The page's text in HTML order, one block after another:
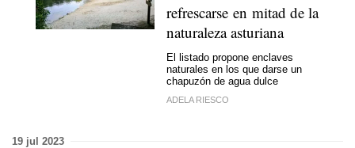
refrescarse en mitad de la
naturaleza asturiana
El listado propone enclaves
naturales en los que darse un
chapuzón de agua dulce
ADELA RIESCO
19 jul 2023